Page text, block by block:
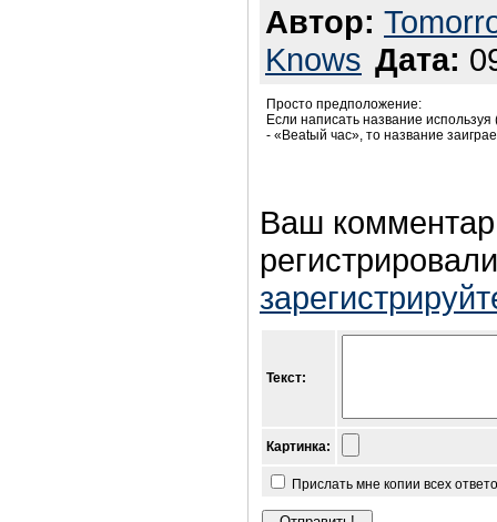
Автор:
Knows Дата:
Просто предположение:
Если написать название
- «Beatый час», то название
Ваш
Текст:
Картинка:
Прислать мне копии всех